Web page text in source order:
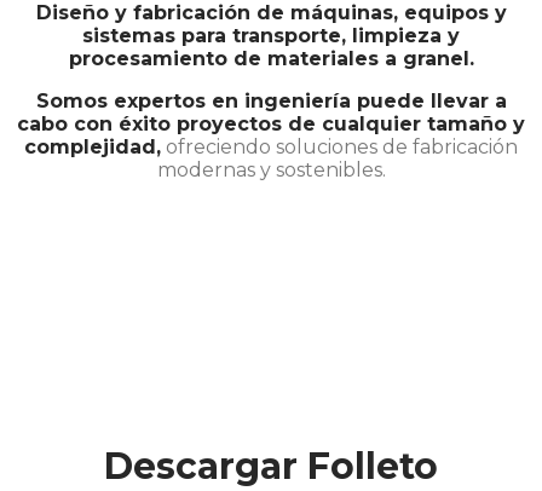
Diseño y fabricación de máquinas, equipos y
sistemas para transporte, limpieza y
procesamiento de materiales a granel.
Somos expertos en ingeniería puede llevar a
cabo con éxito proyectos de cualquier tamaño y
complejidad, ofreciendo soluciones de fabricación
modernas y sostenibles.
Descargar Folleto